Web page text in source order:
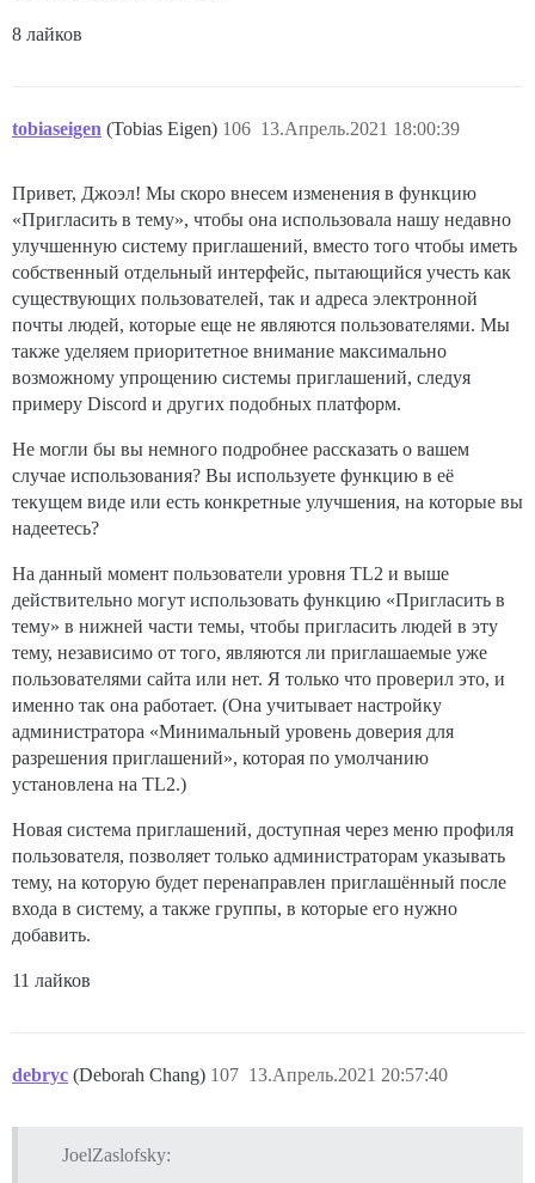
8 лайков
tobiaseigen (Tobias Eigen) 13.Апрель.2021 18:00:39
106
Привет, Джоэл! Мы скоро внесем изменения в функцию
«Пригласить в тему», чтобы она использовала нашу недавно
улучшенную систему приглашений, вместо того чтобы иметь
собственный отдельный интерфейс, пытающийся учесть как
существующих пользователей, так и адреса электронной
почты людей, которые еще не являются пользователями. Мы
также уделяем приоритетное внимание максимально
возможному упрощению системы приглашений, следуя
примеру Discord и других подобных платформ.
Не могли бы вы немного подробнее рассказать о вашем
случае использования? Вы используете функцию в её
текущем виде или есть конкретные улучшения, на которые вы
надеетесь?
На данный момент пользователи уровня TL2 и выше
действительно могут использовать функцию «Пригласить в
тему» в нижней части темы, чтобы пригласить людей в эту
тему, независимо от того, являются ли приглашаемые уже
пользователями сайта или нет. Я только что проверил это, и
именно так она работает. (Она учитывает настройку
администратора «Минимальный уровень доверия для
разрешения приглашений», которая по умолчанию
установлена на TL2.)
Новая система приглашений, доступная через меню профиля
пользователя, позволяет только администраторам указывать
тему, на которую будет перенаправлен приглашённый после
входа в систему, а также группы, в которые его нужно
добавить.
11 лайков
debryc (Deborah Chang) 13.Апрель.2021 20:57:40
107
JoelZaslofsky: